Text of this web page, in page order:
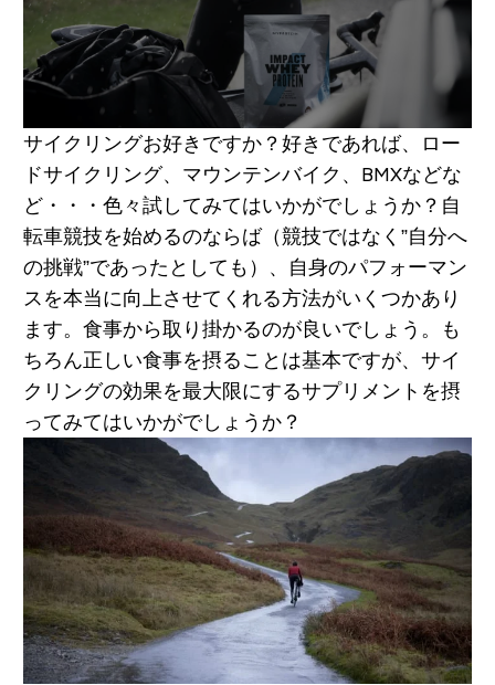
サイクリングお好きですか？好きであれば、ロー
ドサイクリング、マウンテンバイク、BMXなどな
ど・・・色々試してみてはいかがでしょうか？自
転車競技を始めるのならば（競技ではなく”自分へ
の挑戦”であったとしても）、自身のパフォーマン
スを本当に向上させてくれる方法がいくつかあり
ます。食事から取り掛かるのが良いでしょう。も
ちろん正しい食事を摂ることは基本ですが、サイ
クリングの効果を最大限にするサプリメントを摂
ってみてはいかがでしょうか？